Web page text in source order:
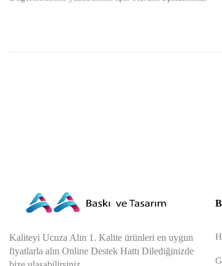
Kaliteyi Ucuza Alın 1. Kalite ürünleri en uygun
fiyatlarla alın Online Destek Hattı Dilediğinizde